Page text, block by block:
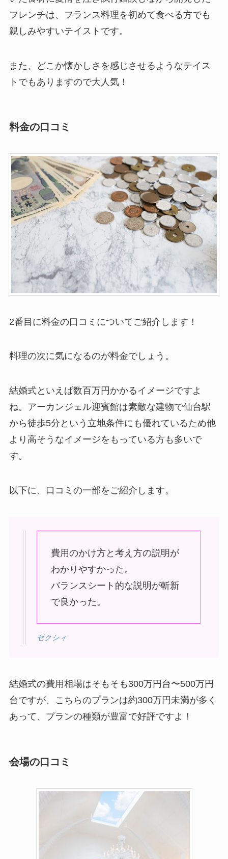
フレンチは、フランス料理を初めて食べる方でも
親しみやすいテイストです。
また、どこか懐かしさを感じさせるようなテイス
トでもありますので大人気！
料金の口コミ
2番目に料金の口コミについてご紹介します！
料理の次に気になるのが料金でしょう。
結婚式といえば数百万円かかるイメージですよ
ね。アーカンジェル迎賓館は素敵な建物で仙台駅
から徒歩5分という立地条件にも優れているため他
より高そうなイメージをもっている方も多いで
す。
以下に、口コミの一部をご紹介します。
費用のかけ方と考え方の説明が
わかりやすかった。
バランスシート的な説明が斬新
で良かった。
ゼクシィ
結婚式の費用相場はそもそも300万円台〜500万円
台ですが、こちらのプランは約300万円未満が多く
あって、プランの種類が豊富で好評ですよ！
会場の口コミ